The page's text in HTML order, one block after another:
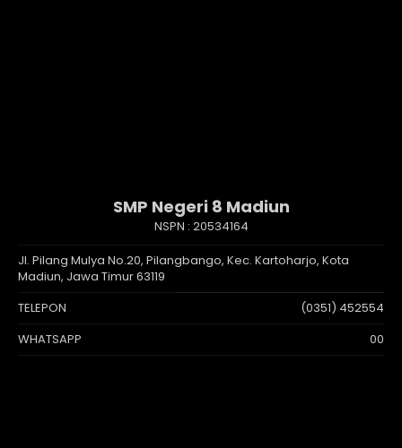
SMP Negeri 8 Madiun
NSPN : 20534164
Jl. Pilang Mulya No.20, Pilangbango, Kec. Kartoharjo, Kota
Madiun, Jawa Timur 63119
TELEPON
(0351) 452554
WHATSAPP
00